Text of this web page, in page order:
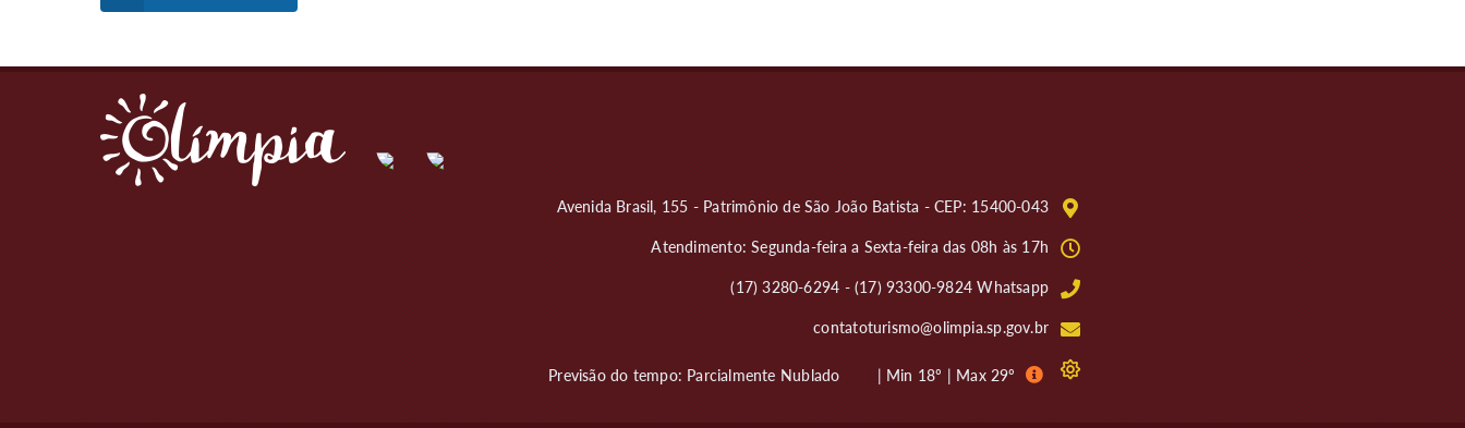
Avenida Brasil, 155 - Patrimônio de São João Batista - CEP: 15400-043
Atendimento: Segunda-feira a Sexta-feira das 08h às 17h
(17) 3280-6294 - (17) 93300-9824 Whatsapp
contatoturismo@olimpia.sp.gov.br
Previsão do tempo: Parcialmente Nublado | Min 18º | Max 29º